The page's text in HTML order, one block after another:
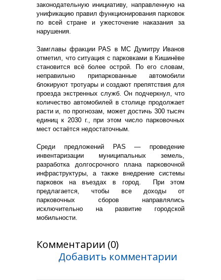
законодательную инициативу, направленную на
унификацию правил функционирования парковок
по всей стране и ужесточение наказания за
нарушения.
Замглавы фракции PAS в МС Думитру Иванов
отметил, что ситуация с парковками в Кишинёве
становится всё более острой. По его словам,
неправильно припаркованные автомобили
блокируют тротуары и создают препятствия для
проезда экстренных служб. Он подчеркнул, что
количество автомобилей в столице продолжает
расти и, по прогнозам, может достичь 300 тысяч
единиц к 2030 г., при этом число парковочных
мест остаётся недостаточным.
Среди предложений PAS — проведение
инвентаризации муниципальных земель,
разработка долгосрочного плана парковочной
инфраструктуры, а также внедрение системы
парковок на въездах в город. При этом
предлагается, чтобы все доходы от
парковочных сборов направлялись
исключительно на развитие городской
мобильности.
Комментарии (0)
Добавить комментарии